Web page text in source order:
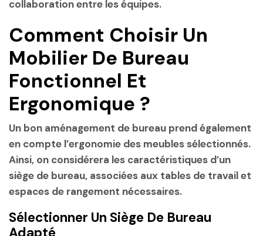
collaboration entre les équipes.
Comment Choisir Un
Mobilier De Bureau
Fonctionnel Et
Ergonomique ?
Un bon aménagement de bureau prend également
en compte l’ergonomie des meubles sélectionnés.
Ainsi, on considérera les caractéristiques d’un
siège de bureau, associées aux tables de travail et
espaces de rangement nécessaires.
Sélectionner Un Siège De Bureau